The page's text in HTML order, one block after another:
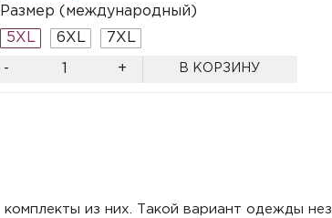
Размер (международный)
5XL
6XL 7XL
- + В КОРЗИНУ
из них. Такой вариант одежды